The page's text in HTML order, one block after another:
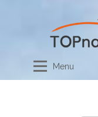
Menu